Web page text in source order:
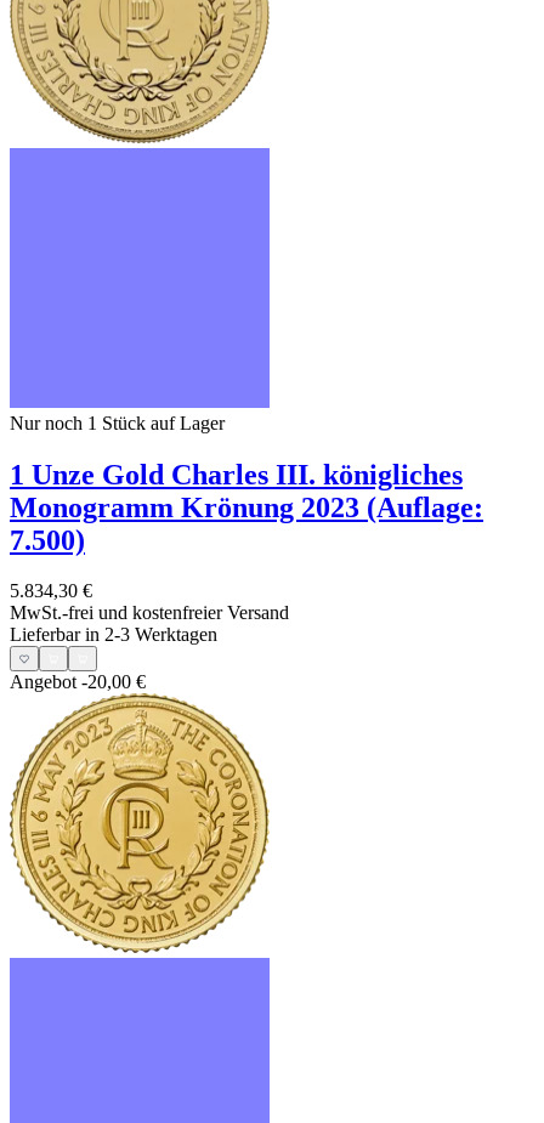
Nur noch 1 Stück auf Lager
1 Unze Gold Charles III. königliches
Monogramm Krönung 2023 (Auflage:
7.500)
5.834,30 €
MwSt.-frei und kostenfreier Versand
Lieferbar in 2-3 Werktagen
Angebot-20,00 €